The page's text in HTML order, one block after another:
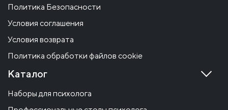
Политика Безопасности
Условия соглашения
Условия возврата
Политика обработки файлов cookie
Каталог
Наборы для психолога